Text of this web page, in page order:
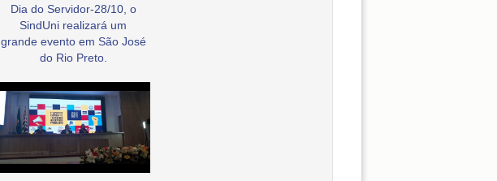
Dia do Servidor-28/10, o
SindUni realizará um
grande evento em São José
do Rio Preto.